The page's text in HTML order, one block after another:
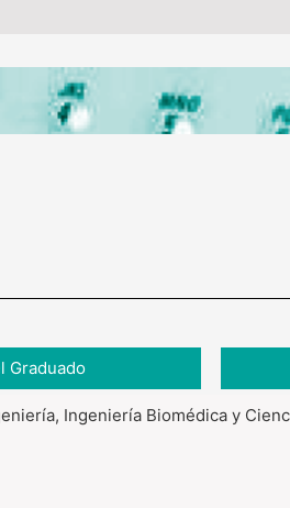
Graduado
Ingeniería Biomédica y